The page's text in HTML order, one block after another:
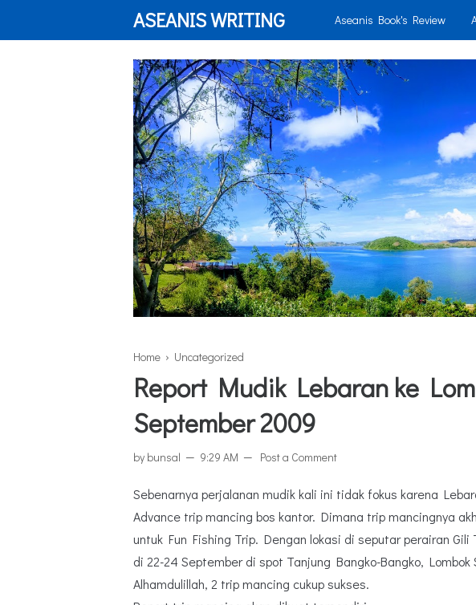
ASEANIS WRITING Aseanis Book's Review
Home › Uncategorized
Report Mudik Lebaran ke
September 2009
by bunsal 9:29 AM Post a Comment
Sebenarnya perjalanan mudik kali ini tidak fokus karena
Advance trip mancing bos kantor. Dimana trip mancingnya
untuk Fun Fishing Trip. Dengan lokasi di seputar perairan
di 22-24 September di spot Tanjung Bangko-Bangko, Lombok
Alhamdulillah, 2 trip mancing cukup sukses.